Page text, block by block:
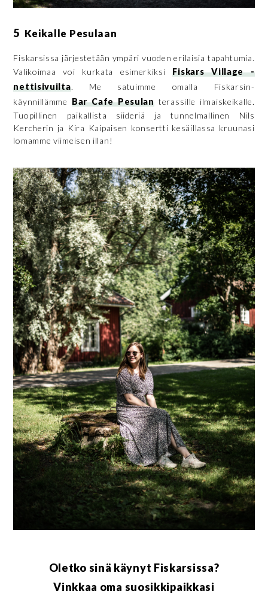
5 Keikalle Pesulaan
Fiskarsissa järjestetään ympäri vuoden erilaisia tapahtumia.
Valikoimaa voi kurkata esimerkiksiFiskars Village -
nettisivuilta. Me satuimme omalla Fiskarsin-
käynnillämme Bar Cafe Pesulanterassille ilmaiskeikalle.
Tuopillinen paikallista siideriä ja tunnelmallinen Nils
Kercherin ja Kira Kaipaisen konsertti kesäillassa kruunasi
lomamme viimeisen illan!
Oletko sinä käynyt Fiskarsissa?
Vinkkaa oma suosikkipaikkasi